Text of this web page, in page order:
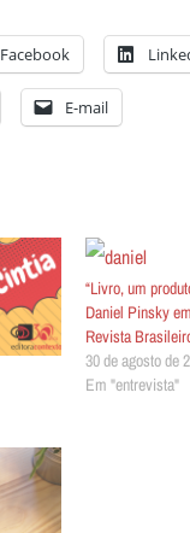
Facebook
E-mail
“Livro, um
Daniel Pinsky
Revista
30 de agosto de
Em "entrevista"